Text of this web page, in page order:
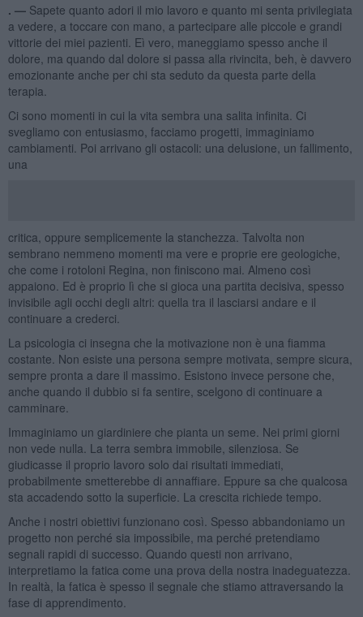
. — Sapete quanto adori il mio lavoro e quanto mi senta privilegiata
a vedere, a toccare con mano, a partecipare alle piccole e grandi
vittorie dei miei pazienti. Eì vero, maneggiamo spesso anche il
dolore, ma quando dal dolore si passa alla rivincita, beh, è davvero
emozionante anche per chi sta seduto da questa parte della
terapia.
Ci sono momenti in cui la vita sembra una salita infinita. Ci
svegliamo con entusiasmo, facciamo progetti, immaginiamo
cambiamenti. Poi arrivano gli ostacoli: una delusione, un fallimento,
una
critica, oppure semplicemente la stanchezza. Talvolta non
sembrano nemmeno momenti ma vere e proprie ere geologiche,
che come i rotoloni Regina, non finiscono mai. Almeno così
appaiono. Ed è proprio lì che si gioca una partita decisiva, spesso
invisibile agli occhi degli altri: quella tra il lasciarsi andare e il
continuare a crederci.
La psicologia ci insegna che la motivazione non è una fiamma
costante. Non esiste una persona sempre motivata, sempre sicura,
sempre pronta a dare il massimo. Esistono invece persone che,
anche quando il dubbio si fa sentire, scelgono di continuare a
camminare.
Immaginiamo un giardiniere che pianta un seme. Nei primi giorni
non vede nulla. La terra sembra immobile, silenziosa. Se
giudicasse il proprio lavoro solo dai risultati immediati,
probabilmente smetterebbe di annaffiare. Eppure sa che qualcosa
sta accadendo sotto la superficie. La crescita richiede tempo.
Anche i nostri obiettivi funzionano così. Spesso abbandoniamo un
progetto non perché sia impossibile, ma perché pretendiamo
segnali rapidi di successo. Quando questi non arrivano,
interpretiamo la fatica come una prova della nostra inadeguatezza.
In realtà, la fatica è spesso il segnale che stiamo attraversando la
fase di apprendimento.